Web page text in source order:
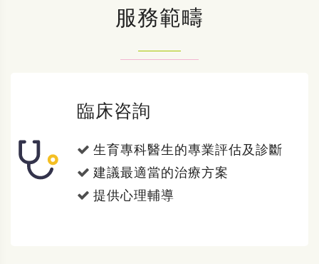
服務範疇
臨床咨詢
生育專科醫生的專業評估及診斷
建議最適當的治療方案
提供心理輔導